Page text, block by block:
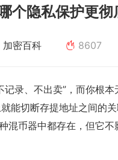
个隐私保护更彻
加密百科 8607
录、不出卖”，而你根本
能切断存提地址之间的
混币器中都存在，但它不